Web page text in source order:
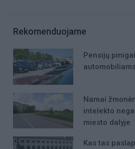
Rekomenduojame
Pensijų
automobiliams
Namai
intelekto
miesto dalyje
Kas tas